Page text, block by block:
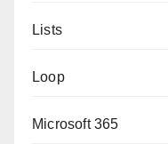
Lists
Loop
Microsoft 365